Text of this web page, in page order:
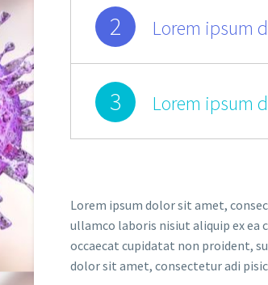
2 Lorem ipsum
3 Lorem ipsum
Lorem ipsum dolor sit amet,
ullamco laboris nisiut aliquip ex ea
occaecat cupidatat non proident,
dolor sit amet, consectetur adi